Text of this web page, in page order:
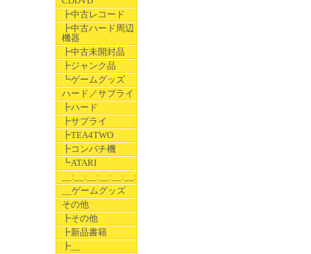
┣中古レコード
┣中古ハード周辺
機器
┣中古未開封品
┣ジャンク品
┗ゲームグッズ
ハード／サプライ
┣ハード
┣サプライ
┣TEA4TWO
┣コンパチ機
┗ATARI
__:__:__:__:__:__:__
__ゲームグッズ
その他
┣その他
┣新品書籍
┣__